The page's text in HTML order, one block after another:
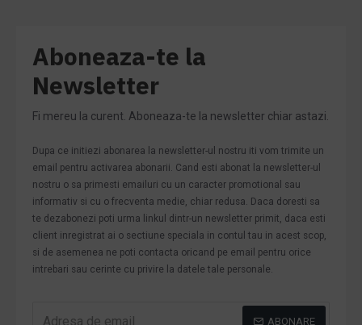
Aboneaza-te la
Newsletter
Fi mereu la curent. Aboneaza-te la newsletter chiar astazi.
Dupa ce initiezi abonarea la newsletter-ul nostru iti vom trimite un
email pentru activarea abonarii. Cand esti abonat la newsletter-ul
nostru o sa primesti emailuri cu un caracter promotional sau
informativ si cu o frecventa medie, chiar redusa. Daca doresti sa
te dezabonezi poti urma linkul dintr-un newsletter primit, daca esti
client inregistrat ai o sectiune speciala in contul tau in acest scop,
si de asemenea ne poti contacta oricand pe email pentru orice
intrebari sau cerinte cu privire la datele tale personale.
ABONARE